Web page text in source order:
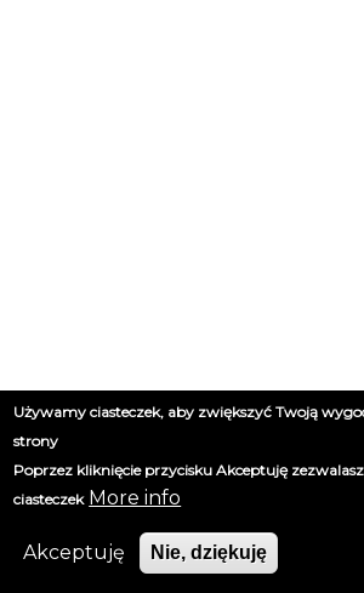
Używamy ciasteczek, aby zwiększyć Twoją
strony
Poprzez kliknięcie przycisku Akceptuję
ciasteczek More info
Akceptuję Nie, dziękuję